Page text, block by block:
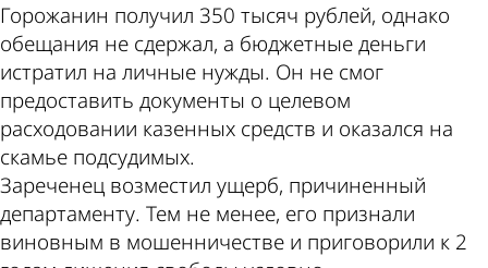
Горожанин получил 350 тысяч рублей, однако
обещания не сдержал, а бюджетные деньги
истратил на личные нужды. Он не смог
предоставить документы о целевом
расходовании казенных средств и оказался на
скамье подсудимых.
Зареченец возместил ущерб, причиненный
департаменту. Тем не менее, его признали
виновным в мошенничестве и приговорили к 2